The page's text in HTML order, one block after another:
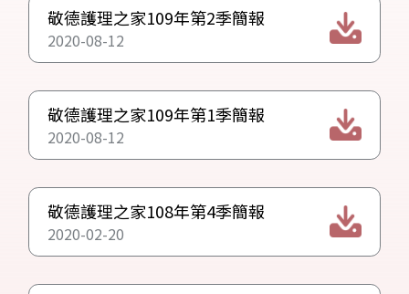
敬德護理之家109年第2季簡報
2020-08-12
敬德護理之家109年第1季簡報
2020-08-12
敬德護理之家108年第4季簡報
2020-02-20